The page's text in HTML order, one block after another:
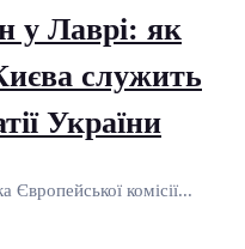
у Лаврі: як
служить
України
Європейської комісії...